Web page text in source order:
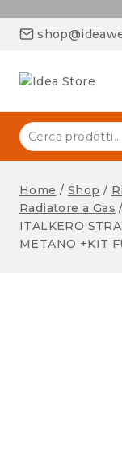
Home / Shop /
Radiatore a Gas /
ITALKERO
METANO +KIT